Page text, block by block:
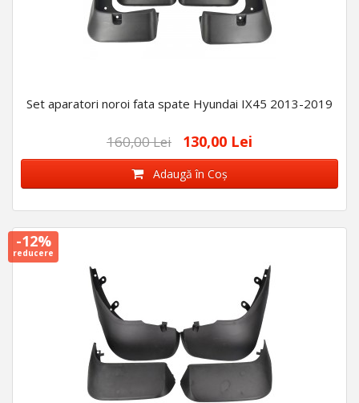
Set aparatori noroi fata spate Hyundai IX45 2013-2019
160,00 Lei 130,00 Lei
Adaugă în Coş
-12%
reducere